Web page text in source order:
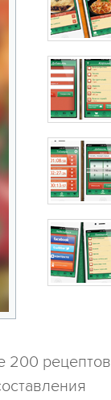
200 рецептов